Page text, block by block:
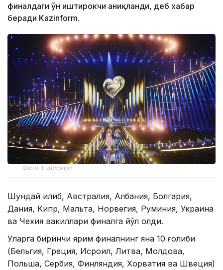
финалдаги ўн иштирокчи аниқланди, деб хабар
беради Kazinform.
Фото: Eurovision
Шундай қилиб, Австралия, Албания, Болгария,
Дания, Кипр, Мальта, Норвегия, Руминия, Украина
ва Чехия вакиллари финалга йўл олди.
Уларга биринчи ярим финалнинг яна 10 ғолиби
(Бельгия, Греция, Исроил, Литва, Молдова,
Польша, Сербия, Финляндия, Хорватия ва Швеция)